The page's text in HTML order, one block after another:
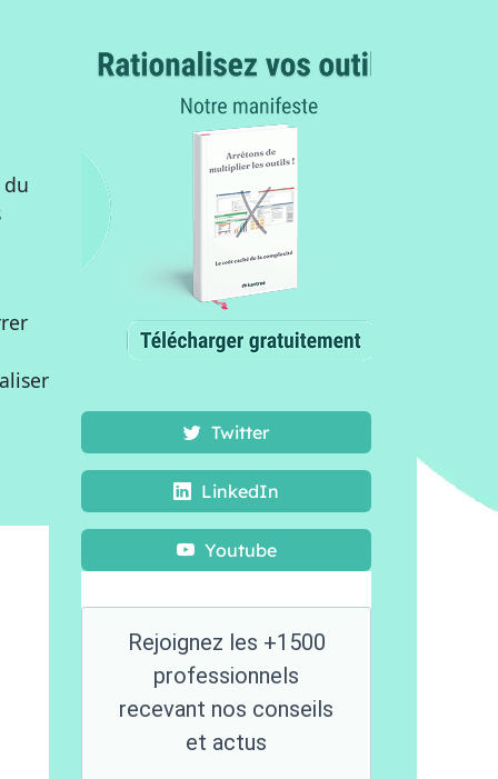
Twitter
LinkedIn
Youtube
Rejoignez les +1500
professionnels
recevant nos conseils
et actus